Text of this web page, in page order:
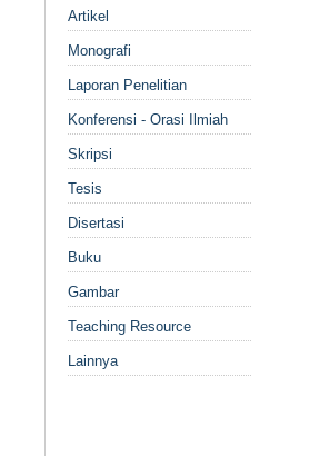
Artikel
Monografi
Laporan Penelitian
Konferensi - Orasi Ilmiah
Skripsi
Tesis
Disertasi
Buku
Gambar
Teaching Resource
Lainnya